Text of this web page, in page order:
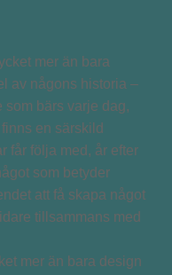
mer än bara design